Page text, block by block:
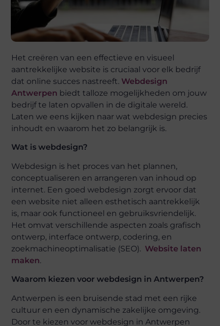
Het creëren van een effectieve en visueel
aantrekkelijke website is cruciaal voor elk bedrijf
dat online succes nastreeft. Webdesign
Antwerpen biedt talloze mogelijkheden om jouw
bedrijf te laten opvallen in de digitale wereld.
Laten we eens kijken naar wat webdesign precies
inhoudt en waarom het zo belangrijk is.
Wat is webdesign?
Webdesign is het proces van het plannen,
conceptualiseren en arrangeren van inhoud op
internet. Een goed webdesign zorgt ervoor dat
een website niet alleen esthetisch aantrekkelijk
is, maar ook functioneel en gebruiksvriendelijk.
Het omvat verschillende aspecten zoals grafisch
ontwerp, interface ontwerp, codering, en
zoekmachineoptimalisatie (SEO). Website laten
maken.
Waarom kiezen voor webdesign in Antwerpen?
Antwerpen is een bruisende stad met een rijke
cultuur en een dynamische zakelijke omgeving.
Door te kiezen voor webdesign in Antwerpen